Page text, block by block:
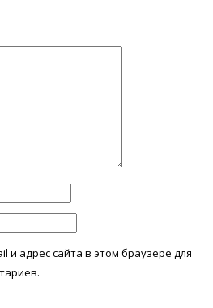
и адрес сайта в этом браузере для